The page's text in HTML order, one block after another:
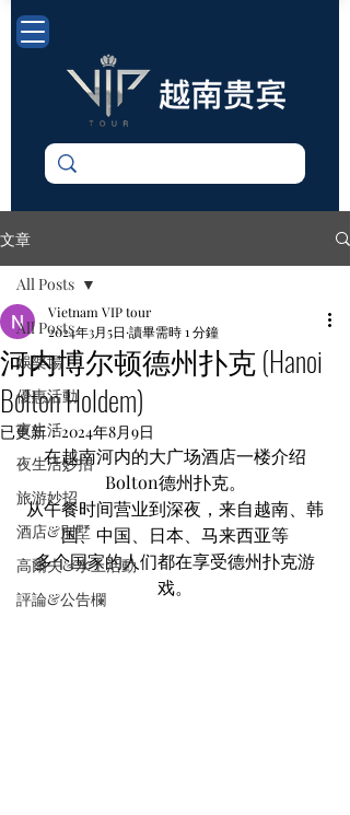
文章
All Posts
娛樂場
優惠活動
夜生活
夜生活妙招
旅游妙招
酒店&別墅
高爾夫&水上活動
評論&公告欄
All Posts
河内博尔顿德州扑克 (Hanoi
Bolton Holdem)
Vietnam VIP tour
2024年3月5日 讀畢需時 1 分鐘
已更新：2024年8月9日
在越南河内的大广场酒店一楼介绍
Bolton德州扑克。
从午餐时间营业到深夜，来自越南、韩
国、中国、日本、马来西亚等
多个国家的人们都在享受德州扑克游
戏。